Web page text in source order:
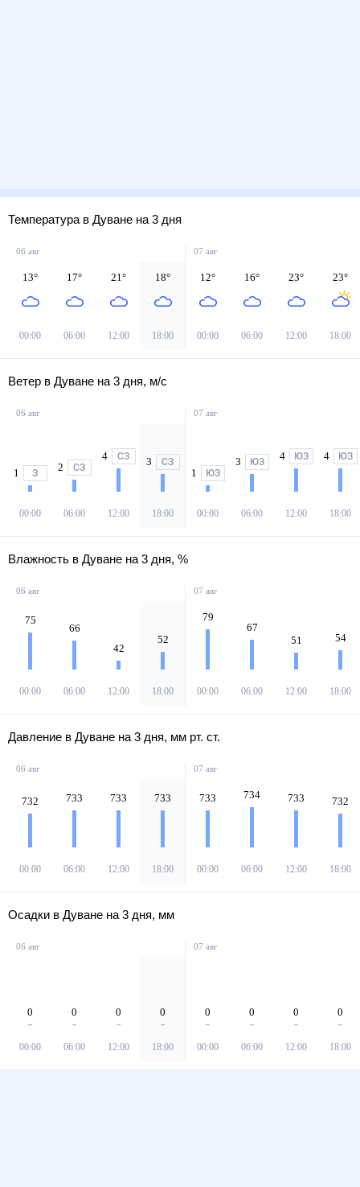
Температура в Дуване на 3 дня
06 авг
13°
00:00
17°
06:00
21°
12:00
18°
18:00
07 авг
12°
00:00
16°
06:00
23°
12:00
23°
18:00
Ветер в Дуване на 3 дня, м/с
06 авг
1 З
00:00
2 СЗ
06:00
4 СЗ
12:00
3 СЗ
18:00
07 авг
1 ЮЗ
00:00
3 ЮЗ
06:00
4 ЮЗ
12:00
4 ЮЗ
18:00
Влажность в Дуване на 3 дня, %
06 авг
75
00:00
66
06:00
42
12:00
52
18:00
07 авг
79
00:00
67
06:00
51
12:00
54
18:00
Давление в Дуване на 3 дня, мм рт. ст.
06 авг
732
00:00
733
06:00
733
12:00
733
18:00
07 авг
733
00:00
734
06:00
733
12:00
732
18:00
Осадки в Дуване на 3 дня, мм
06 авг
0
00:00
0
06:00
0
12:00
0
18:00
07 авг
0
00:00
0
06:00
0
12:00
0
18:00